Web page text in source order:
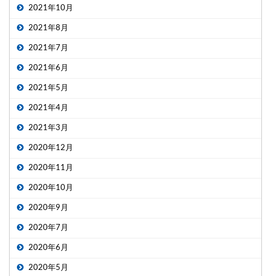
2021年10月
2021年8月
2021年7月
2021年6月
2021年5月
2021年4月
2021年3月
2020年12月
2020年11月
2020年10月
2020年9月
2020年7月
2020年6月
2020年5月